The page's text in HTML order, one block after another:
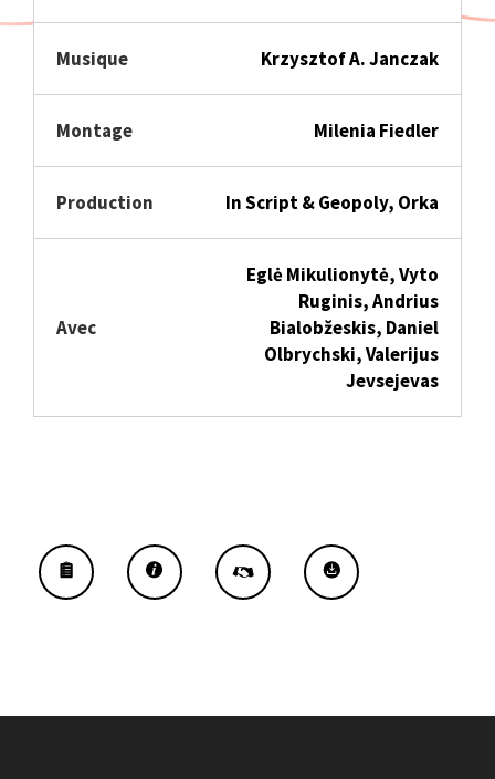
Musique Krzysztof A. Janczak
Montage Milenia Fiedler
Production In Script & Geopoly, Orka
Avec
Eglė Mikulionytė, Vyto
Ruginis, Andrius
Bialobžeskis, Daniel
Olbrychski, Valerijus
Jevsejevas